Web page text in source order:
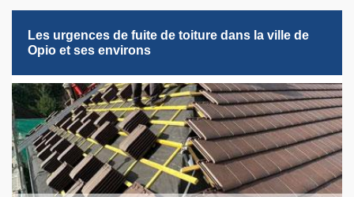
Les urgences de fuite de toiture dans la ville de
Opio et ses environs